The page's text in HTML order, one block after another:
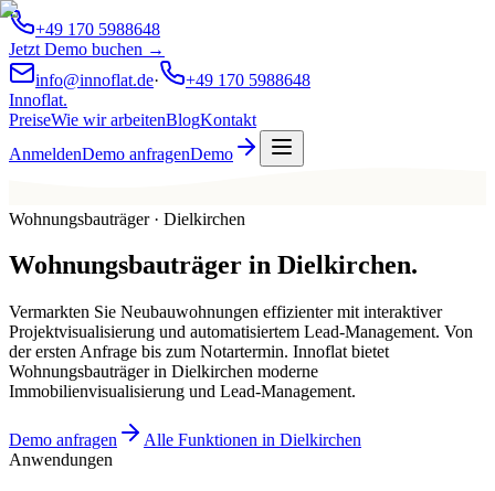
+49 170 5988648
Jetzt Demo buchen →
info@innoflat.de·
+49 170 5988648
Innoflat.
PreiseWie wir arbeitenBlogKontakt
AnmeldenDemo anfragenDemo
Wohnungsbauträger · Dielkirchen
Wohnungsbauträger in Dielkirchen.
Vermarkten Sie Neubauwohnungen effizienter mit interaktiver
Projektvisualisierung und automatisiertem Lead-Management. Von
der ersten Anfrage bis zum Notartermin. Innoflat bietet
Wohnungsbauträger in Dielkirchen moderne
Immobilienvisualisierung und Lead-Management.
Demo anfragen
Alle Funktionen in Dielkirchen
Anwendungen